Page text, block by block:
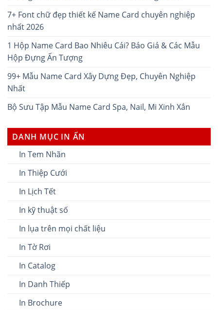
7+ Font chữ đẹp thiết kế Name Card chuyên nghiệp
nhất 2026
1 Hộp Name Card Bao Nhiêu Cái? Báo Giá & Các Mẫu
Hộp Đựng Ấn Tượng
99+ Mẫu Name Card Xây Dựng Đẹp, Chuyên Nghiệp
Nhất
Bộ Sưu Tập Mẫu Name Card Spa, Nail, Mi Xinh Xắn
DANH MỤC IN ẤN
In Tem Nhãn
In Thiệp Cưới
In Lịch Tết
In kỹ thuật số
In lụa trên mọi chất liệu
In Tờ Rơi
In Catalog
In Danh Thiếp
In Brochure